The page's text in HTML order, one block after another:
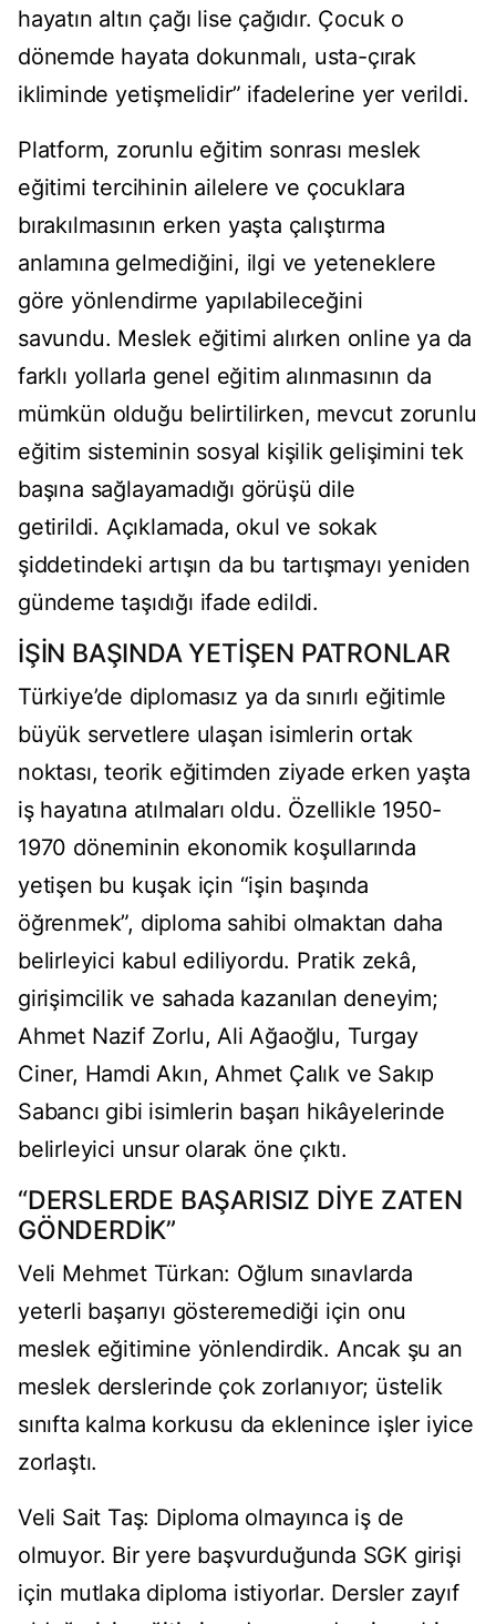
hayatın altın çağı lise çağıdır. Çocuk o
dönemde hayata dokunmalı, usta-çırak
ikliminde yetişmelidir” ifadelerine yer verildi.
Platform, zorunlu eğitim sonrası meslek
eğitimi tercihinin ailelere ve çocuklara
bırakılmasının erken yaşta çalıştırma
anlamına gelmediğini, ilgi ve yeteneklere
göre yönlendirme yapılabileceğini
savundu. Meslek eğitimi alırken online ya da
farklı yollarla genel eğitim alınmasının da
mümkün olduğu belirtilirken, mevcut zorunlu
eğitim sisteminin sosyal kişilik gelişimini tek
başına sağlayamadığı görüşü dile
getirildi. Açıklamada, okul ve sokak
şiddetindeki artışın da bu tartışmayı yeniden
gündeme taşıdığı ifade edildi.
İŞİN BAŞINDA YETİŞEN PATRONLAR
Türkiye’de diplomasız ya da sınırlı eğitimle
büyük servetlere ulaşan isimlerin ortak
noktası, teorik eğitimden ziyade erken yaşta
iş hayatına atılmaları oldu. Özellikle 1950-
1970 döneminin ekonomik koşullarında
yetişen bu kuşak için “işin başında
öğrenmek”, diploma sahibi olmaktan daha
belirleyici kabul ediliyordu. Pratik zekâ,
girişimcilik ve sahada kazanılan deneyim;
Ahmet Nazif Zorlu, Ali Ağaoğlu, Turgay
Ciner, Hamdi Akın, Ahmet Çalık ve Sakıp
Sabancı gibi isimlerin başarı hikâyelerinde
belirleyici unsur olarak öne çıktı.
“DERSLERDE BAŞARISIZ DİYE ZATEN
GÖNDERDİK”
Veli Mehmet Türkan: Oğlum sınavlarda
yeterli başarıyı gösteremediği için onu
meslek eğitimine yönlendirdik. Ancak şu an
meslek derslerinde çok zorlanıyor; üstelik
sınıfta kalma korkusu da eklenince işler iyice
zorlaştı.
Veli Sait Taş: Diploma olmayınca iş de
olmuyor. Bir yere başvurduğunda SGK girişi
için mutlaka diploma istiyorlar. Dersler zayıf